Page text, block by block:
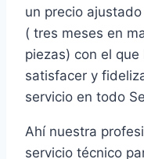
un precio
( tres meses en
piezas) con el
satisfacer y
servicio en todo
Ahí nuestra
servicio técnico